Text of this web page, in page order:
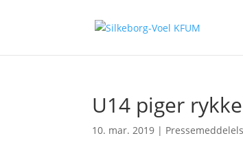
U14 piger
10. mar. 2019 |